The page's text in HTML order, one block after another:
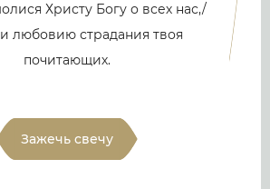
Христу Богу о всех нас,/
любовию страдания твоя
почитающих.
Зажечь свечу